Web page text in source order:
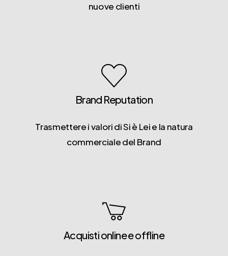
nuove clienti
Brand Reputation
Trasmettere i valori di Si è Lei e la natura
commerciale del Brand
Acquisti online e offline